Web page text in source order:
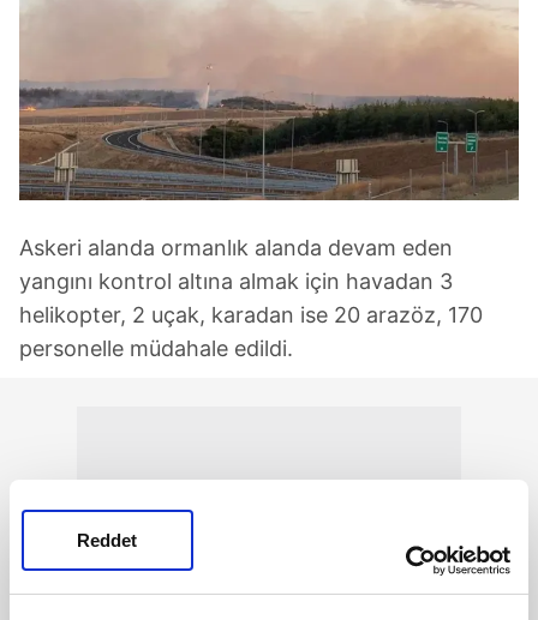
Reddet
Askeri alanda ormanlık alanda devam eden
yangını kontrol altına almak için havadan 3
helikopter, 2 uçak, karadan ise 20 arazöz, 170
personelle müdahale edildi.